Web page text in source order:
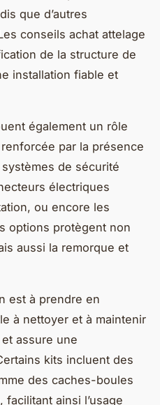
que d’autres
conseils achat attelage
de la structure de
installation fiable et
également un rôle
par la présence
de sécurité
électriques
ou encore les
options protègent non
aussi la remorque et
est à prendre en
à nettoyer et à maintenir
assure une
kits incluent des
des caches-boules
ainsi l’usage